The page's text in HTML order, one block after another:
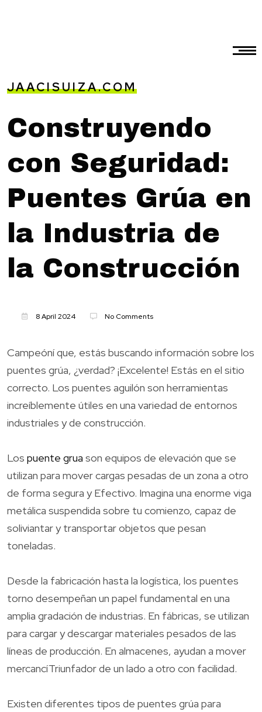
JAACISUIZA.COM
Construyendo
con Seguridad:
Puentes Grúa en
la Industria de
la Construcción
8 April 2024 No Comments
Campeóní que, estás buscando información sobre los
puentes grúa, ¿verdad? ¡Excelente! Estás en el sitio
correcto. Los puentes aguilón son herramientas
increíblemente útiles en una variedad de entornos
industriales y de construcción.
Los puente grua son equipos de elevación que se
utilizan para mover cargas pesadas de un zona a otro
de forma segura y Efectivo. Imagina una enorme viga
metálica suspendida sobre tu comienzo, capaz de
soliviantar y transportar objetos que pesan
toneladas.
Desde la fabricación hasta la logística, los puentes
torno desempeñan un papel fundamental en una
amplia gradación de industrias. En fábricas, se utilizan
para cargar y descargar materiales pesados de las
líneas de producción. En almacenes, ayudan a mover
mercancíTriunfador de un lado a otro con facilidad.
Existen diferentes tipos de puentes grúa para